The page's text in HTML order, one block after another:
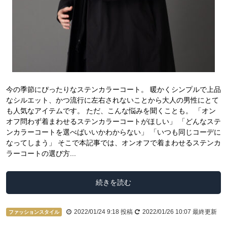
今の季節にぴったりなステンカラーコート。 暖かくシンプルで上品
なシルエット、かつ流行に左右されないことから大人の男性にとて
も人気なアイテムです。 ただ、こんな悩みを聞くことも。 「オン
オフ問わず着まわせるステンカラーコートがほしい」 「どんなステ
ンカラーコートを選べばいいかわからない」 「いつも同じコーデに
なってしまう」 そこで本記事では、オンオフで着まわせるステンカ
ラーコートの選び方...
続きを読む
ファッションスタイル 2022/01/24 9:18 投稿 2022/01/26 10:07 最終更新